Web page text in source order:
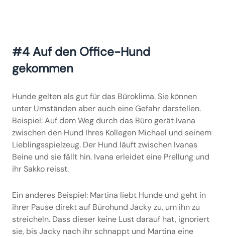
#4 Auf den Office-Hund
gekommen
Hunde gelten als gut für das Büroklima. Sie können
unter Umständen aber auch eine Gefahr darstellen.
Beispiel: Auf dem Weg durch das Büro gerät Ivana
zwischen den Hund Ihres Kollegen Michael und seinem
Lieblingsspielzeug. Der Hund läuft zwischen Ivanas
Beine und sie fällt hin. Ivana erleidet eine Prellung und
ihr Sakko reisst.
Ein anderes Beispiel: Martina liebt Hunde und geht in
ihrer Pause direkt auf Bürohund Jacky zu, um ihn zu
streicheln. Dass dieser keine Lust darauf hat, ignoriert
sie, bis Jacky nach ihr schnappt und Martina eine